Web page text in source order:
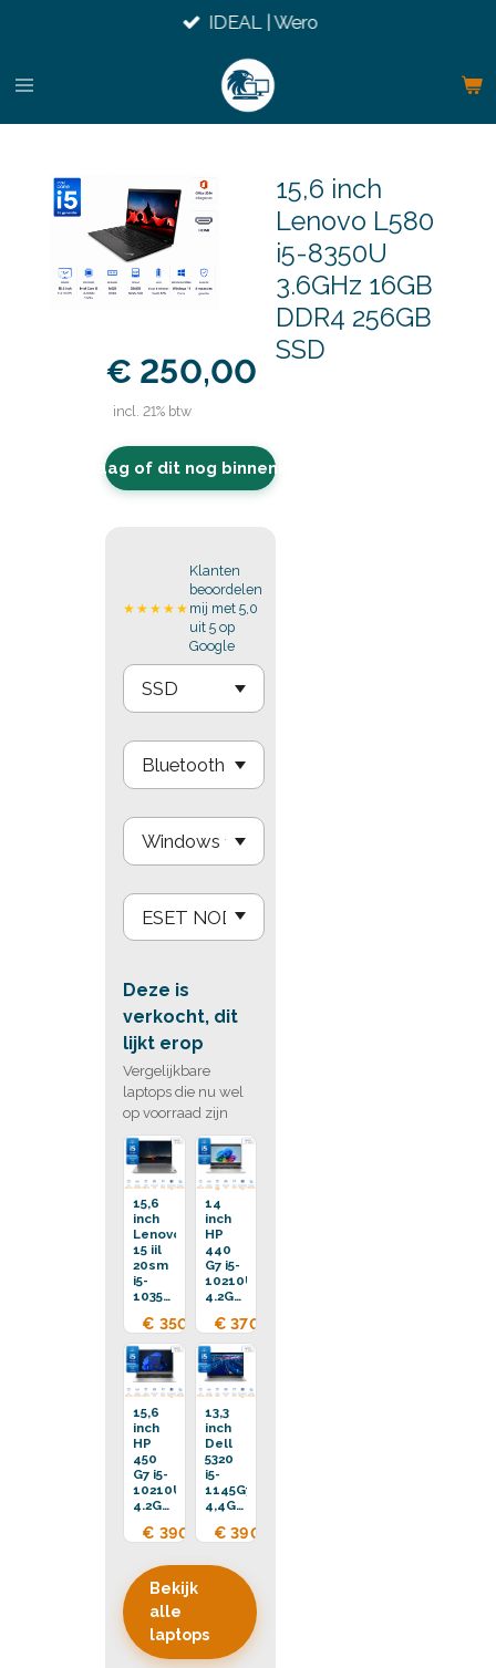
naar
IDEAL | Wero
15,6 inch
Lenovo L580
i5-8350U
3.6GHz 16GB
DDR4 256GB
SSD
€ 250,00
incl. 21% btw
Vraag of dit nog binnenkomt
★★★★★
Klanten
beoordelen
mij met 5,0
uit 5 op
Google
Deze is
verkocht, dit
lijkt erop
Vergelijkbare
laptops die nu wel
op voorraad zijn
15,6
inch
Lenovo
15 iil
20sm
i5-
1035G1
16GB
DDR4
256GB
SSD
€ 350,00
14
inch
HP
440
G7 i5-
10210U
4.2GHz
DDR4
256GB
SSD
€ 370,00
15,6
inch
HP
450
G7 i5-
10210U
4.2GHz
DDR4
SSD
€ 390,00
13,3
inch
Dell
5320
i5-
1145G7
4,4GHz
DDR4
SSD
€ 390,00
Bekijk
alle
laptops